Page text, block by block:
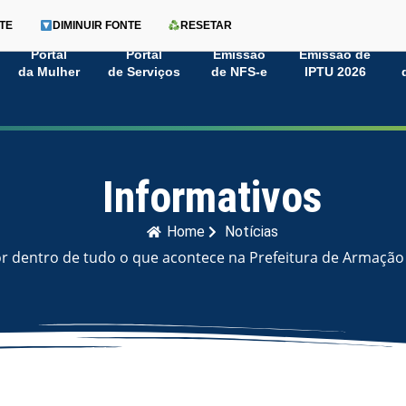
Portal
da Mulher
Portal
de Serviços
Emissão
de NFS-e
Emissão de
IPTU 2026
DIMINUIR FONTE RESETAR
Informativos
Home Notícias
dentro de tudo o que acontece na Prefeitura de